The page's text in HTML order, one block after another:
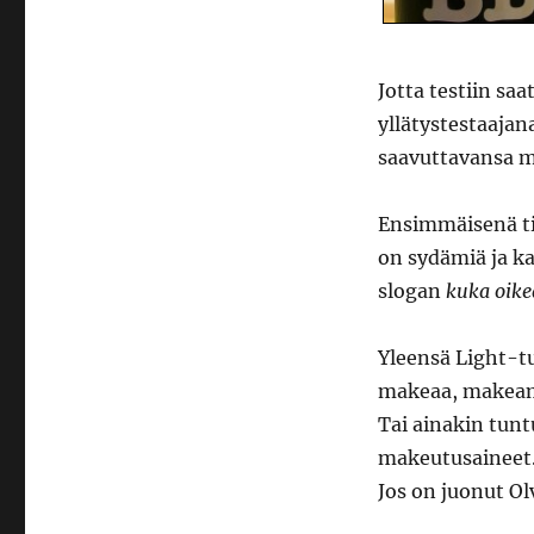
Jotta testiin
saavuttavansa
Ensimmäisenä
on sydämiä ja
slogan kuka
Yleensä Light-
makeaa,
Tai ainakin
Jos on juonut